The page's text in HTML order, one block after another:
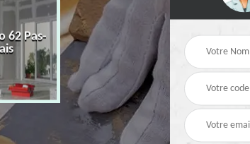
62 Pas-
Rénovation de maison
62 Pas-de-Calais